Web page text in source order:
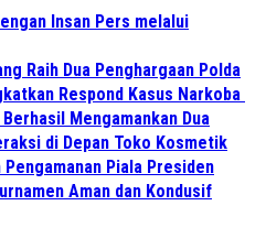
Insan Pers melalui
Raih Dua Penghargaan Polda
Respond Kasus Narkoba
Mengamankan Dua
di Depan Toko Kosmetik
Piala Presiden
Aman dan Kondusif